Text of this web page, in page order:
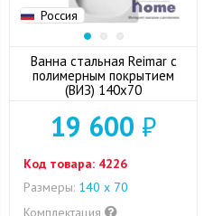
Россия
Ванна стальная Reimar с
полимерным покрытием
(ВИЗ) 140x70
19 600 ₽
Код товара: 4226
Размеры: 140 х 70
Комплектация